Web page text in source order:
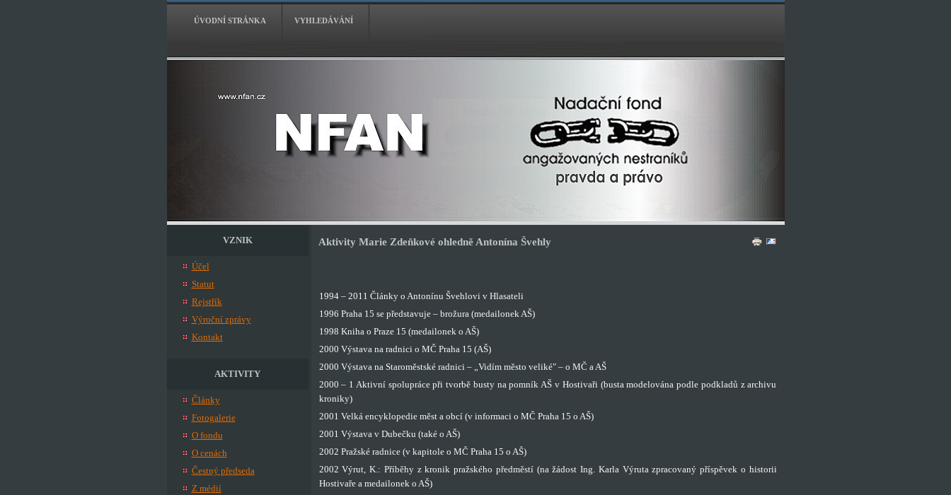
ÚVODNÍ STRÁNKA VYHLEDÁVÁNÍ
VZNIK
Účel
Statut
Rejstřík
Výroční zprávy
Kontakt
AKTIVITY
Články
Fotogalerie
O fondu
O cenách
Čestný předseda
Z médií
Aktivity Marie Zdeňkové ohledně Antonína Švehly
1994 – 2011 Články o Antonínu Švehlovi v Hlasateli
1996 Praha 15 se představuje – brožura (medailonek AŠ)
1998 Kniha o Praze 15 (medailonek o AŠ)
2000 Výstava na radnici o MČ Praha 15 (AŠ)
2000 Výstava na Staroměstské radnici – „Vidím město veliké" – o MČ a AŠ
2000 – 1 Aktivní spolupráce při tvorbě busty na pomník AŠ v Hostivaři (busta modelována podle podkladů z archivu
kroniky)
2001 Velká encyklopedie měst a obcí (v informaci o MČ Praha 15 o AŠ)
2001 Výstava v Dubečku (také o AŠ)
2002 Pražské radnice (v kapitole o MČ Praha 15 o AŠ)
2002 Výrut, K.: Příběhy z kronik pražského předměstí (na žádost Ing. Karla Výruta zpracovaný příspěvek o historii
Hostivaře a medailonek o AŠ)